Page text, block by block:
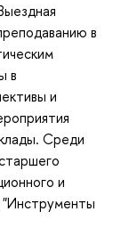
в
в
и
Среди
и
"Инструменты